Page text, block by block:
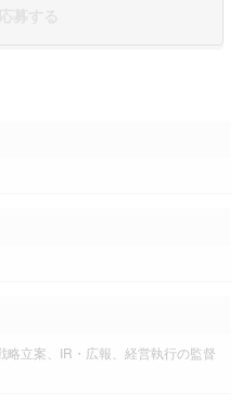
立案、IR・広報、経営執行の監督